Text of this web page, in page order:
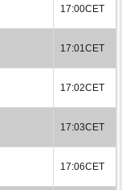
17:00CET
17:01CET
17:02CET
17:03CET
17:06CET